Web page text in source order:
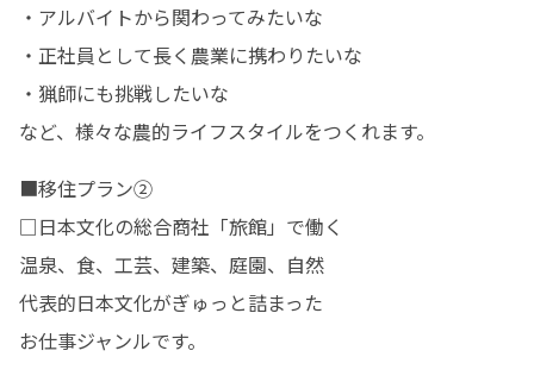
・アルバイトから関わってみたいな
・正社員として長く農業に携わりたいな
・猟師にも挑戦したいな
など、様々な農的ライフスタイルをつくれます。
■移住プラン②
□日本文化の総合商社「旅館」で働く
温泉、食、工芸、建築、庭園、自然
代表的日本文化がぎゅっと詰まった
お仕事ジャンルです。